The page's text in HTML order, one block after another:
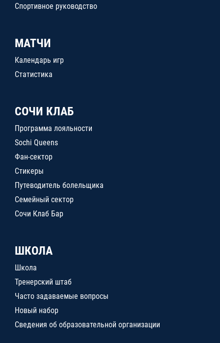
Спортивное руководство
МАТЧИ
Календарь игр
Статистика
СОЧИ КЛАБ
Программа лояльности
Sochi Queens
Фан-сектор
Стикеры
Путеводитель болельщика
Семейный сектор
Сочи Клаб Бар
ШКОЛА
Школа
Тренерский штаб
Часто задаваемые вопросы
Новый набор
Сведения об образовательной организации